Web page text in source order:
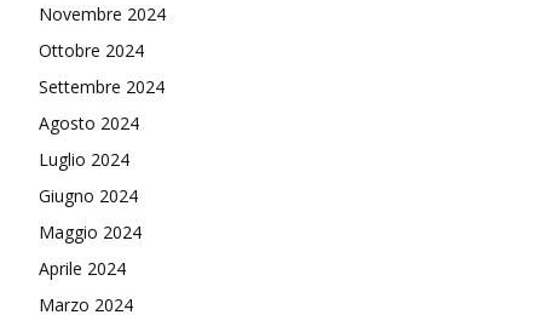
Novembre 2024
Ottobre 2024
Settembre 2024
Agosto 2024
Luglio 2024
Giugno 2024
Maggio 2024
Aprile 2024
Marzo 2024